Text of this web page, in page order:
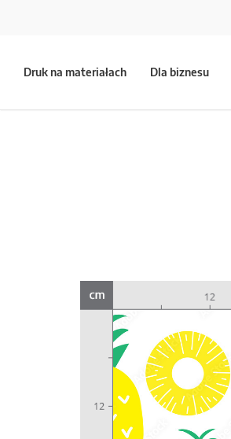
Druk na materiałach Dla biznesu